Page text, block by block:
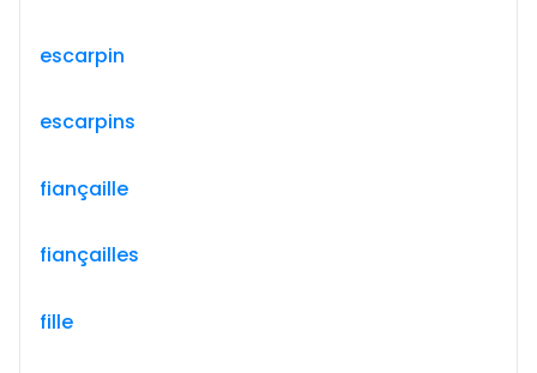
escarpin
escarpins
fiançaille
fiançailles
fille